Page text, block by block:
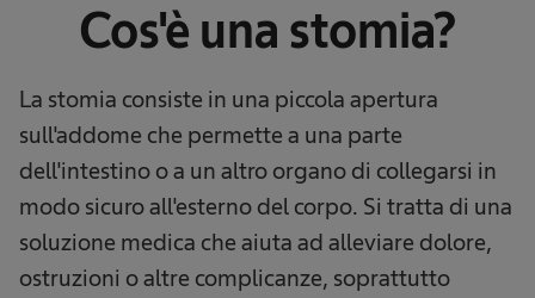
Cos'è una stomia?
La stomia consiste in una piccola apertura
sull'addome che permette a una parte
dell'intestino o a un altro organo di collegarsi in
modo sicuro all'esterno del corpo. Si tratta di una
soluzione medica che aiuta ad alleviare dolore,
ostruzioni o altre complicanze, soprattutto